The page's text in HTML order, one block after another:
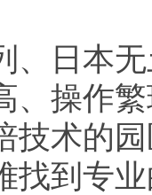
、日本
、操作
技术的
找到专